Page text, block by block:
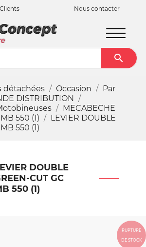
Nous contacter

détachées Occasion
Par
DISTRIBUTION
MECABECHE
550 (1)
LEVIER DOUBLE
550 (1)
DOUBLE
CUT GC
550 (1)
RUPTURE
DE STOCK